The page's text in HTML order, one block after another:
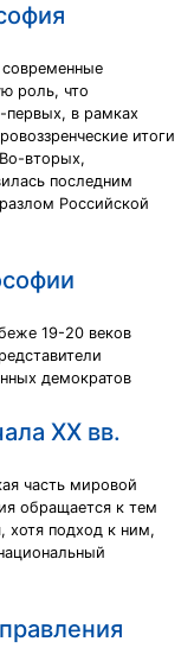
роль, что
первых, в рамках
итоги
вторых,
последним
Российской
19-20 веков
демократов
ХХ вв.
часть мировой
обращается к тем
хотя подход к ним,